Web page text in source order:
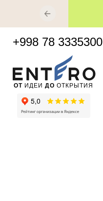
ОТ ИДЕИ ДО ОТКРЫТИЯ
+998 78 3335300